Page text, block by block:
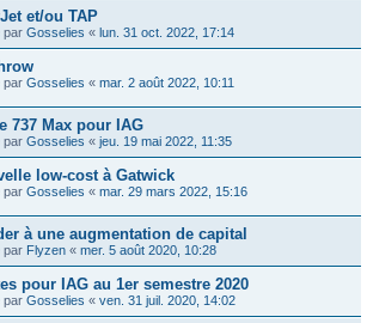
et/ou TAP
par Gosselies « lun. 31 oct. 2022, 17:14
par Gosselies « mar. 2 août 2022, 10:11
737 Max pour IAG
par Gosselies « jeu. 19 mai 2022, 11:35
low-cost à Gatwick
par Gosselies « mar. 29 mars 2022, 15:16
à une augmentation de capital
par Flyzen « mer. 5 août 2020, 10:28
pour IAG au 1er semestre 2020
par Gosselies « ven. 31 juil. 2020, 14:02